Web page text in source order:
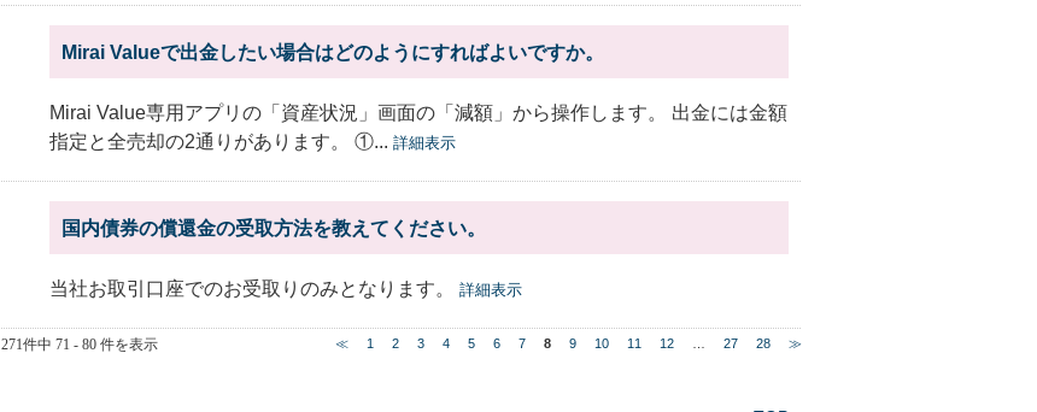
Mirai Valueで出金したい場合はどのようにすればよいですか。
Mirai Value専用アプリの「資産状況」画面の「減額」から操作します。 出金には金額
指定と全売却の2通りがあります。 ①... 詳細表示
国内債券の償還金の受取方法を教えてください。
当社お取引口座でのお受取りのみとなります。 詳細表示
271件中 71 - 80 件を表示 ≪ 1 2 3 4 5 6 7 8 9 10 11 12 27 28 ≫